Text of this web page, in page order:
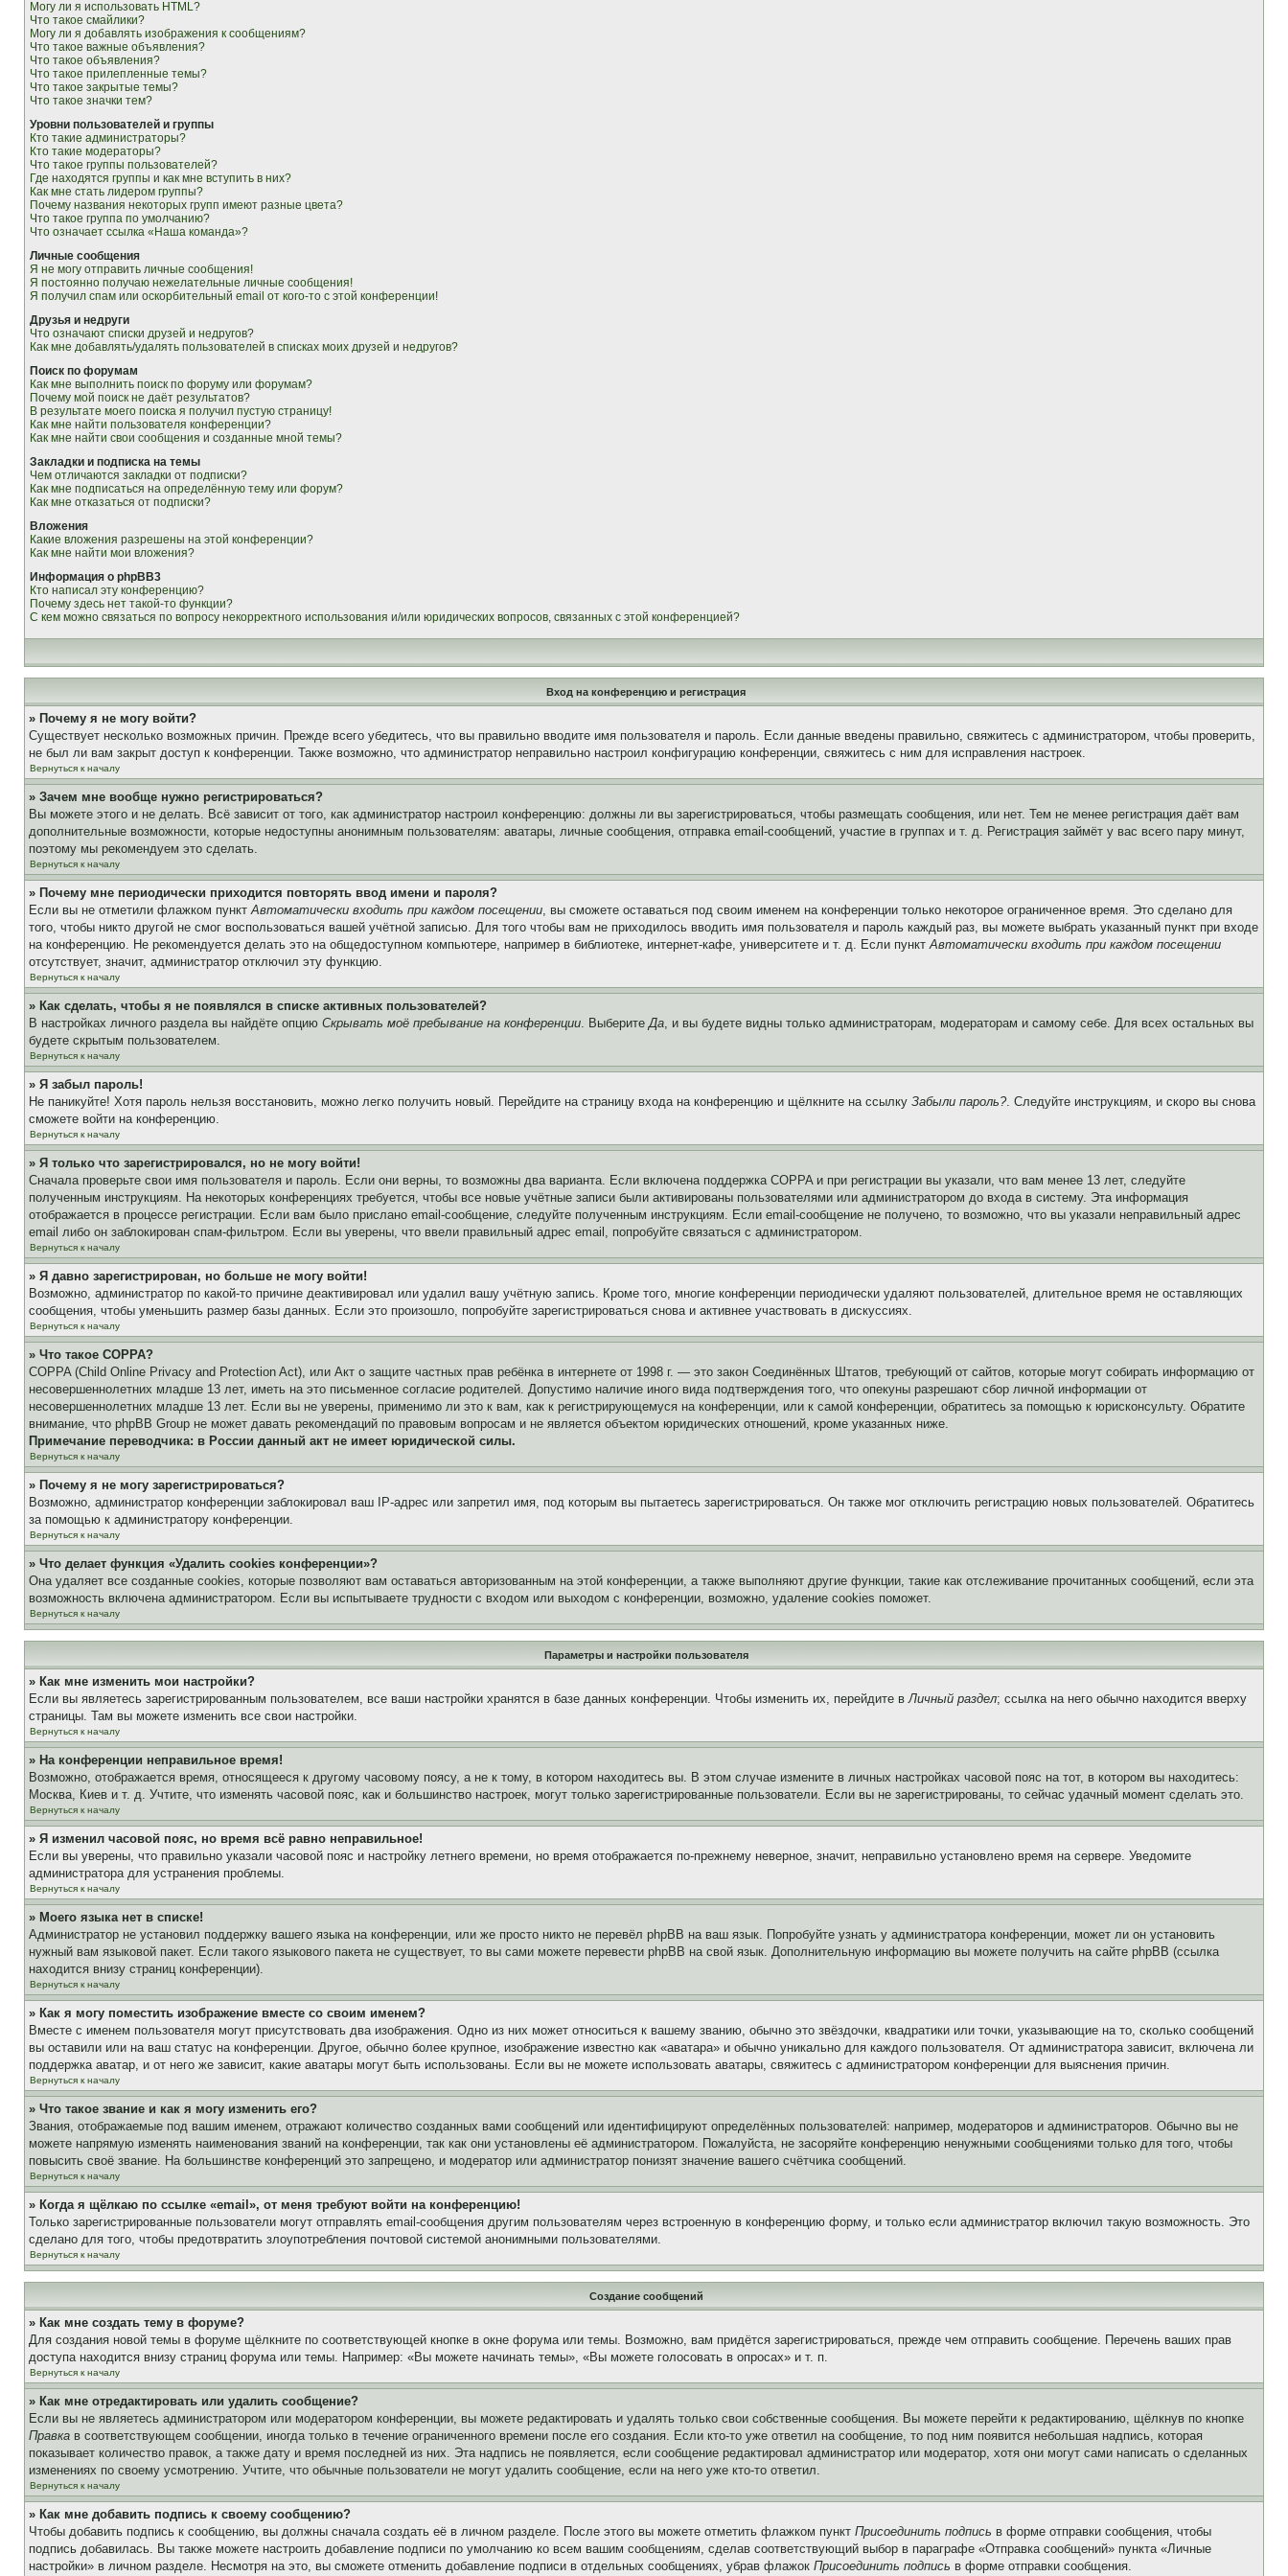
Могу ли я использовать HTML?
Что такое смайлики?
Могу ли я добавлять изображения к сообщениям?
Что такое важные объявления?
Что такое объявления?
Что такое прилепленные темы?
Что такое закрытые темы?
Что такое значки тем?
Уровни пользователей и группы
Кто такие администраторы?
Кто такие модераторы?
Что такое группы пользователей?
Где находятся группы и как мне вступить в них?
Как мне стать лидером группы?
Почему названия некоторых групп имеют разные цвета?
Что такое группа по умолчанию?
Что означает ссылка «Наша команда»?
Личные сообщения
Я не могу отправить личные сообщения!
Я постоянно получаю нежелательные личные сообщения!
Я получил спам или оскорбительный email от кого-то с этой конференции!
Друзья и недруги
Что означают списки друзей и недругов?
Как мне добавлять/удалять пользователей в списках моих друзей и недругов?
Поиск по форумам
Как мне выполнить поиск по форуму или форумам?
Почему мой поиск не даёт результатов?
В результате моего поиска я получил пустую страницу!
Как мне найти пользователя конференции?
Как мне найти свои сообщения и созданные мной темы?
Закладки и подписка на темы
Чем отличаются закладки от подписки?
Как мне подписаться на определённую тему или форум?
Как мне отказаться от подписки?
Вложения
Какие вложения разрешены на этой конференции?
Как мне найти мои вложения?
Информация о phpBB3
Кто написал эту конференцию?
Почему здесь нет такой-то функции?
С кем можно связаться по вопросу некорректного использования и/или юридических вопросов, связанных с этой конференцией?
Вход на конференцию и регистрация
» Почему я не могу войти?
Существует несколько возможных причин. Прежде всего убедитесь, что вы правильно вводите имя пользователя и пароль. Если данные введены правильно, свяжитесь с администратором, чтобы проверить,
не был ли вам закрыт доступ к конференции. Также возможно, что администратор неправильно настроил конфигурацию конференции, свяжитесь с ним для исправления настроек.
Вернуться к началу
» Зачем мне вообще нужно регистрироваться?
Вы можете этого и не делать. Всё зависит от того, как администратор настроил конференцию: должны ли вы зарегистрироваться, чтобы размещать сообщения, или нет. Тем не менее регистрация даёт вам
дополнительные возможности, которые недоступны анонимным пользователям: аватары, личные сообщения, отправка email-сообщений, участие в группах и т. д. Регистрация займёт у вас всего пару минут,
поэтому мы рекомендуем это сделать.
Вернуться к началу
» Почему мне периодически приходится повторять ввод имени и пароля?
Если вы не отметили флажком пунктАвтоматически входить при каждом посещении, вы сможете оставаться под своим именем на конференции только некоторое ограниченное время. Это сделано для
того, чтобы никто другой не смог воспользоваться вашей учётной записью. Для того чтобы вам не приходилось вводить имя пользователя и пароль каждый раз, вы можете выбрать указанный пункт при входе
на конференцию. Не рекомендуется делать это на общедоступном компьютере, например в библиотеке, интернет-кафе, университете и т. д. Если пунктАвтоматически входить при каждом посещении
отсутствует, значит, администратор отключил эту функцию.
Вернуться к началу
» Как сделать, чтобы я не появлялся в списке активных пользователей?
В настройках личного раздела вы найдёте опцию Скрывать моё пребывание на конференции. ВыберитеДа, и вы будете видны только администраторам, модераторам и самому себе. Для всех остальных вы
будете скрытым пользователем.
Вернуться к началу
» Я забыл пароль!
Не паникуйте! Хотя пароль нельзя восстановить, можно легко получить новый. Перейдите на страницу входа на конференцию и щёлкните на ссылку Забыли пароль?. Следуйте инструкциям, и скоро вы снова
сможете войти на конференцию.
Вернуться к началу
» Я только что зарегистрировался, но не могу войти!
Сначала проверьте свои имя пользователя и пароль. Если они верны, то возможны два варианта. Если включена поддержка COPPA и при регистрации вы указали, что вам менее 13 лет, следуйте
полученным инструкциям. На некоторых конференциях требуется, чтобы все новые учётные записи были активированы пользователями или администратором до входа в систему. Эта информация
отображается в процессе регистрации. Если вам было прислано email-сообщение, следуйте полученным инструкциям. Если email-сообщение не получено, то возможно, что вы указали неправильный адрес
email либо он заблокирован спам-фильтром. Если вы уверены, что ввели правильный адрес email, попробуйте связаться с администратором.
Вернуться к началу
» Я давно зарегистрирован, но больше не могу войти!
Возможно, администратор по какой-то причине деактивировал или удалил вашу учётную запись. Кроме того, многие конференции периодически удаляют пользователей, длительное время не оставляющих
сообщения, чтобы уменьшить размер базы данных. Если это произошло, попробуйте зарегистрироваться снова и активнее участвовать в дискуссиях.
Вернуться к началу
» Что такое COPPA?
COPPA (Child Online Privacy and Protection Act), или Акт о защите частных прав ребёнка в интернете от 1998 г. — это закон Соединённых Штатов, требующий от сайтов, которые могут собирать информацию от
несовершеннолетних младше 13 лет, иметь на это письменное согласие родителей. Допустимо наличие иного вида подтверждения того, что опекуны разрешают сбор личной информации от
несовершеннолетних младше 13 лет. Если вы не уверены, применимо ли это к вам, как к регистрирующемуся на конференции, или к самой конференции, обратитесь за помощью к юрисконсульту. Обратите
внимание, что phpBB Group не может давать рекомендаций по правовым вопросам и не является объектом юридических отношений, кроме указанных ниже.
Примечание переводчика: в России данный акт не имеет юридической силы.
Вернуться к началу
» Почему я не могу зарегистрироваться?
Возможно, администратор конференции заблокировал ваш IP-адрес или запретил имя, под которым вы пытаетесь зарегистрироваться. Он также мог отключить регистрацию новых пользователей. Обратитесь
за помощью к администратору конференции.
Вернуться к началу
» Что делает функция «Удалить cookies конференции»?
Она удаляет все созданные cookies, которые позволяют вам оставаться авторизованным на этой конференции, а также выполняют другие функции, такие как отслеживание прочитанных сообщений, если эта
возможность включена администратором. Если вы испытываете трудности с входом или выходом с конференции, возможно, удаление cookies поможет.
Вернуться к началу
Параметры и настройки пользователя
» Как мне изменить мои настройки?
Если вы являетесь зарегистрированным пользователем, все ваши настройки хранятся в базе данных конференции. Чтобы изменить их, перейдите вЛичный раздел; ссылка на него обычно находится вверху
страницы. Там вы можете изменить все свои настройки.
Вернуться к началу
» На конференции неправильное время!
Возможно, отображается время, относящееся к другому часовому поясу, а не к тому, в котором находитесь вы. В этом случае измените в личных настройках часовой пояс на тот, в котором вы находитесь:
Москва, Киев и т. д. Учтите, что изменять часовой пояс, как и большинство настроек, могут только зарегистрированные пользователи. Если вы не зарегистрированы, то сейчас удачный момент сделать это.
Вернуться к началу
» Я изменил часовой пояс, но время всё равно неправильное!
Если вы уверены, что правильно указали часовой пояс и настройку летнего времени, но время отображается по-прежнему неверное, значит, неправильно установлено время на сервере. Уведомите
администратора для устранения проблемы.
Вернуться к началу
» Моего языка нет в списке!
Администратор не установил поддержку вашего языка на конференции, или же просто никто не перевёл phpBB на ваш язык. Попробуйте узнать у администратора конференции, может ли он установить
нужный вам языковой пакет. Если такого языкового пакета не существует, то вы сами можете перевести phpBB на свой язык. Дополнительную информацию вы можете получить на сайте phpBB (ссылка
находится внизу страниц конференции).
Вернуться к началу
» Как я могу поместить изображение вместе со своим именем?
Вместе с именем пользователя могут присутствовать два изображения. Одно из них может относиться к вашему званию, обычно это звёздочки, квадратики или точки, указывающие на то, сколько сообщений
вы оставили или на ваш статус на конференции. Другое, обычно более крупное, изображение известно как «аватара» и обычно уникально для каждого пользователя. От администратора зависит, включена ли
поддержка аватар, и от него же зависит, какие аватары могут быть использованы. Если вы не можете использовать аватары, свяжитесь с администратором конференции для выяснения причин.
Вернуться к началу
» Что такое звание и как я могу изменить его?
Звания, отображаемые под вашим именем, отражают количество созданных вами сообщений или идентифицируют определённых пользователей: например, модераторов и администраторов. Обычно вы не
можете напрямую изменять наименования званий на конференции, так как они установлены её администратором. Пожалуйста, не засоряйте конференцию ненужными сообщениями только для того, чтобы
повысить своё звание. На большинстве конференций это запрещено, и модератор или администратор понизят значение вашего счётчика сообщений.
Вернуться к началу
» Когда я щёлкаю по ссылке «email», от меня требуют войти на конференцию!
Только зарегистрированные пользователи могут отправлять email-сообщения другим пользователям через встроенную в конференцию форму, и только если администратор включил такую возможность. Это
сделано для того, чтобы предотвратить злоупотребления почтовой системой анонимными пользователями.
Вернуться к началу
Создание сообщений
» Как мне создать тему в форуме?
Для создания новой темы в форуме щёлкните по соответствующей кнопке в окне форума или темы. Возможно, вам придётся зарегистрироваться, прежде чем отправить сообщение. Перечень ваших прав
доступа находится внизу страниц форума или темы. Например: «Вы можете начинать темы», «Вы можете голосовать в опросах» и т. п.
Вернуться к началу
» Как мне отредактировать или удалить сообщение?
Если вы не являетесь администратором или модератором конференции, вы можете редактировать и удалять только свои собственные сообщения. Вы можете перейти к редактированию, щёлкнув по кнопке
Правка в соответствующем сообщении, иногда только в течение ограниченного времени после его создания. Если кто-то уже ответил на сообщение, то под ним появится небольшая надпись, которая
показывает количество правок, а также дату и время последней из них. Эта надпись не появляется, если сообщение редактировал администратор или модератор, хотя они могут сами написать о сделанных
изменениях по своему усмотрению. Учтите, что обычные пользователи не могут удалить сообщение, если на него уже кто-то ответил.
Вернуться к началу
» Как мне добавить подпись к своему сообщению?
Чтобы добавить подпись к сообщению, вы должны сначала создать её в личном разделе. После этого вы можете отметить флажком пункт Присоединить подпись в форме отправки сообщения, чтобы
подпись добавилась. Вы также можете настроить добавление подписи по умолчанию ко всем вашим сообщениям, сделав соответствующий выбор в параграфе «Отправка сообщений» пункта «Личные
настройки» в личном разделе. Несмотря на это, вы сможете отменить добавление подписи в отдельных сообщениях, убрав флажок Присоединить подпись в форме отправки сообщения.